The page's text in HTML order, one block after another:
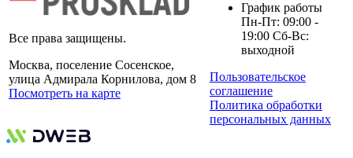
Все права защищены.
Москва, поселение Сосенское,
улица Адмирала Корнилова, дом 8
Посмотреть на карте
График работы
Пн-Пт: 09:00 -
19:00 Сб-Вс:
выходной
Пользовательское
соглашение
Политика обработки
персональных данных